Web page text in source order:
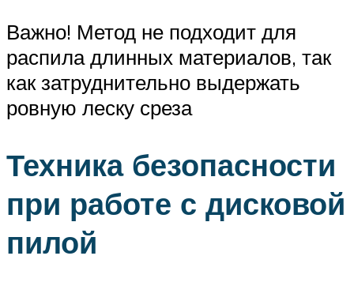
Важно! Метод не подходит для
распила длинных материалов, так
как затруднительно выдержать
ровную леску среза
Техника безопасности
при работе с дисковой
пилой